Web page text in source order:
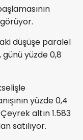
düşüşe paralel
yüzde 0,8
yüzde 0,4
altın 1.583
satılıyor.